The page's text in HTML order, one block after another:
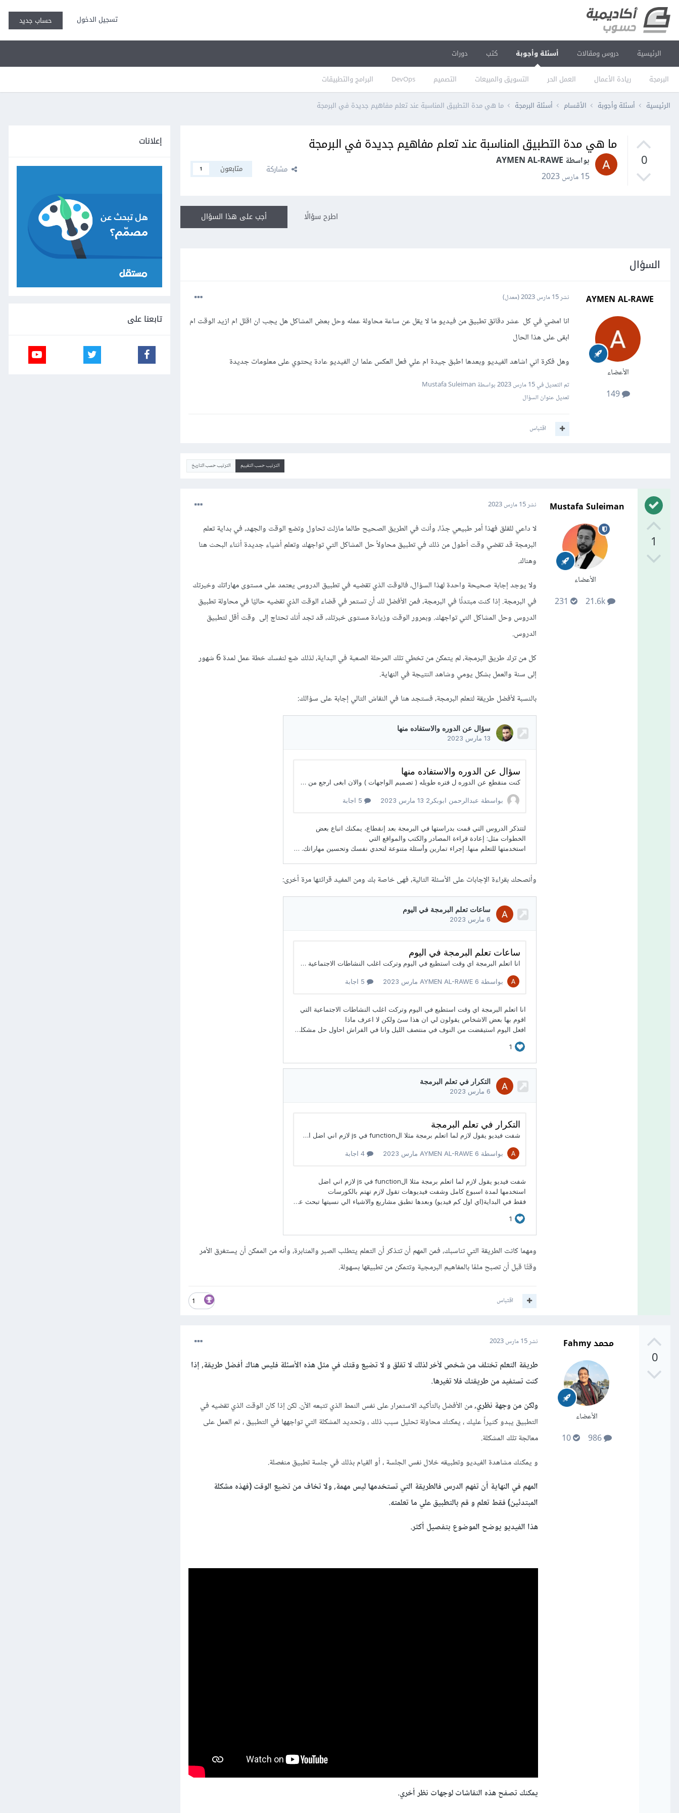
تسجيل الدخول حساب جديد
الرئيسية دروس ومقالات أسئلة وأجوبة
البرمجة ريادة الأعمال العمل الحر التسويق والمبيعات التصميم DevOps البرامج والتطبيقات
كتب دورات
الرئيسية أسئلة وأجوبة الأقسام أسئلة البرمجة ما هي مدة التطبيق المناسبة عند تعلم مفاهيم جديدة في البرمجة
0
ما هي مدة التطبيق المناسبة عند تعلم مفاهيم جديدة في البرمجة
بواسطة AYMEN AL-RAWE
15 مارس 2023
مشاركة متابعون 1
أجب على هذا السؤال اطرح سؤالًا
السؤال
AYMEN AL-RAWE
الأعضاء
149
نشر15 مارس 2023 (معدل)
انا امضي في كل عشر دقائق تطبيق من فيديو ما لا يقل عن ساعة محاولة عمله وحل بعض المشاكل هل يجب ان اقلل ام ازيد الوقت ام
ابقى على هذا الحال
وهل فكرة اني اشاهد الفيديو وبعدها اطبق جيدة ام علي فعل العكس علما ان الفيديو عادة يحتوي على معلومات جديدة
تم التعديل في15 مارس 2023
بواسطة Mustafa Suleiman
تعديل عنوان السؤال
اقتباس
الترتيب حسب التقييم الترتيب حسب التاريخ
1
Mustafa Suleiman
الأعضاء
نشر15 مارس 2023
لا داعي للقلق فهذا أمر طبيعي جدًا، وأنت في الطريق الصحيح طالما مازلت تحاول وتضع الوقت والجهد، في بداية تعلم
البرمجة قد تقضي وقت أطول من ذلك في تطبيق محاولاً حل المشاكل التي تواجهك وتعلم أشياء جديدة أثناء البحث هنا
وهناك.
ولا يوجد إجابة صحيحة واحدة لهذا السؤال، فالوقت الذي تقضيه في تطبيق الدروس يعتمد على مستوى مهاراتك وخبرتك
في البرمجة. إذا كنت مبتدئًا في البرمجة، فمن الأفضل لك أن تستمر في قضاء الوقت الذي تقضيه حاليًا في محاولة تطبيق
الدروس وحل المشاكل التي تواجهك. وبمرور الوقت وزيادة مستوى خبرتك، قد تجد أنك تحتاج إلى وقت أقل لتطبيق
الدروس.
كل من ترك طريق البرمجة، لم يتمكن من تخطي تلك المرحلة الصعبة في البداية، لذلك ضع لنفسك خطة عمل لمدة 6 شهور
إلى سنة والعمل بشكل يومي وشاهد النتيجة في النهاية.
بالنسبة لأفضل طريقة لتعلم البرمجة، فستجد هنا في النقاش التالي إجابة على سؤالك:
وأنصحك بقراءة الإجابات على الأسئلة التالية، فهى خاصة بك ومن المفيد قرائتها مرة أخرى:
ومهما كانت الطريقة التي تناسبك، فمن المهم أن تتذكر أن التعلم يتطلب الصبر والمثابرة، وأنه من الممكن أن يستغرق الأمر
وقتًا قبل أن تصبح ملمًا بالمفاهيم البرمجية وتتمكن من تطبيقها بسهولة.
1 اقتباس
0
محمد Fahmy
الأعضاء
986
10
نشر15 مارس 2023
طريقة التعلم تختلف من شخص لأخر لذلك لا تقلق و لا تضيع وقتك في مثل هذه الأسئلة فليس هناك أفضل طريقة, إذا
كنت تستفيد من طريقتك فلا تغيرها.
ولكن من وجهة نظري, من الأفضل بالتأكيد الاستمرار على نفس النمط الذي تتبعه الآن. لكن إذا كان الوقت الذي تقضيه في
التطبيق يبدو كثيراً عليك ، يمكنك محاولة تحليل سبب ذلك ، وتحديد المشكلة التي تواجهها في التطبيق ، ثم العمل على
معالجة تلك المشكلة.
و يمكنك مشاهدة الفيديو وتطبيقه خلال نفس الجلسة ، أو القيام بذلك في جلسة تطبيق منفصلة.
المهم في النهاية أن تفهم الدرس فالطريقة التي تستخدمها ليس مهمة, ولا تخاف من تضيع الوقت (فهذه مشكلة
المبتدئين) فقط تعلم و قم بالتطبيق علي ما تعلمته.
هذا الفيديو يوضح الموضوع بتفصيل أكثر.
يمكنك تصفح هذه النقاشات لوجهات نظر أخري.
إعلانات
تابعنا على